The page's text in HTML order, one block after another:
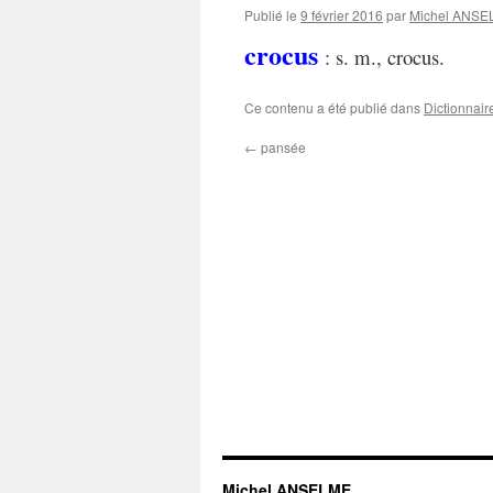
Publié le 9 février 2016 par Michel
crocus : s. m., crocus.
Ce contenu a été publié dans
← pansée